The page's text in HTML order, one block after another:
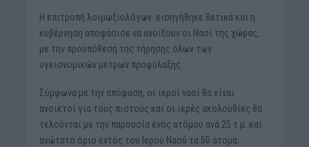
Η επιτροπή λοιμωξιολόγων εισηγήθηκε θετικά και η
κυβέρνηση αποφάσισε να ανοίξουν οι Ναοί της χώρας,
με την προϋπόθεση της τήρησης όλων των
υγειονομικών μέτρων προφύλαξης.
Σύμφωνα με την απόφαση, οι ιεροί ναοί θα είναι
ανοικτοί για τους πιστούς και οι ιερές ακολουθίες θα
τελούνται με την παρουσία ενός ατόμου ανά 25 τ.μ. και
ανώτατο όριο εντός του Ιερού Ναού τα 50 άτομα.